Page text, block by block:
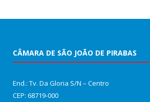
CÂMARA DE SÃO JOÃO DE PIRABAS
End.: Tv. Da Gloria S/N – Centro
CEP: 68719-000